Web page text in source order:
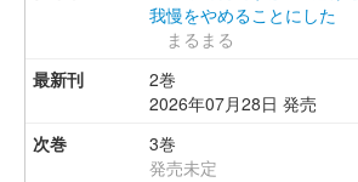
我慢をやめることにした
まるまる
2巻
2026年07月28日 発売
3巻
発売未定